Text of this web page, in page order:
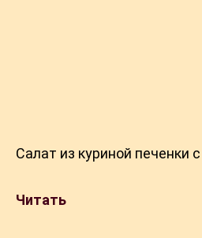
Салат из куриной печенки
Читать